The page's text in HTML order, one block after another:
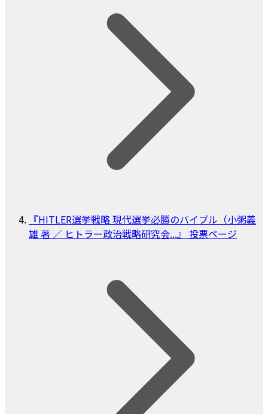
『HITLER選挙戦略 現代選挙必勝のバイブル（小粥義
雄 著 ／ ヒトラー政治戦略研究会...』 投票ページ